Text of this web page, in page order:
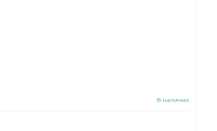
В наличии